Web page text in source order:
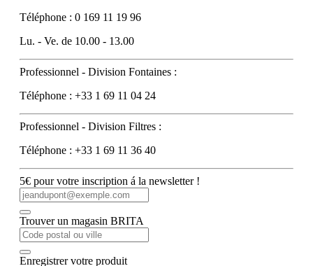
Téléphone : 0 169 11 19 96
Lu. - Ve. de 10.00 - 13.00
Professionnel - Division Fontaines :
Téléphone : +33 1 69 11 04 24
Professionnel - Division Filtres :
Téléphone : +33 1 69 11 36 40
5€ pour votre inscription á la newsletter !
Trouver un magasin BRITA
Enregistrer votre produit